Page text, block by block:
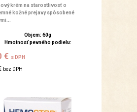
krém na starostlivosť o
kožné prejavy spôsobené
Objem: 60g
Hmotnosť pevného podielu:
€ s DPH
bez DPH